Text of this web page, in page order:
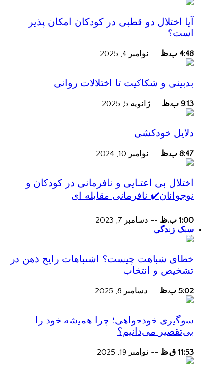
آیا اختلال دو قطبی در کودکان امکان پذیر
است؟
4:48 ب.ظ -- نوامبر 4, 2025
بدبینی و شکاکیت تا اختلالات روانی
9:13 ب.ظ -- ژانویه 5, 2025
دلایل خودکشی
8:47 ب.ظ -- نوامبر 10, 2024
اختلال بی اعتنایی و نافرمانی در کودکان و
نوجوانان✔️ نافرمانی مقابله ای
1:00 ب.ظ -- دسامبر 7, 2023
سبک زندگی
خطای شباهت چیست؟ اشتباهات رایج ذهن در
تشخیص و انتخاب
5:02 ب.ظ -- دسامبر 8, 2025
سوگیری خودخواهی؛ چرا همیشه خود را
بی‌تقصیر می‌دانیم؟
11:53 ق.ظ -- نوامبر 19, 2025